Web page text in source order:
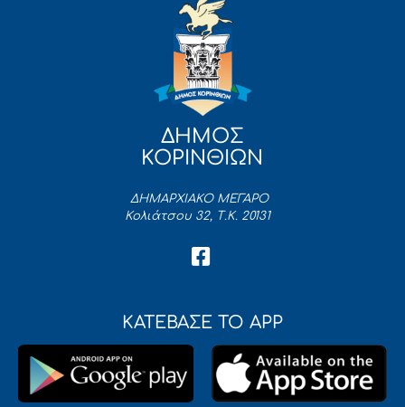
ΔΗΜΟΣ
ΚΟΡΙΝΘΙΩΝ
ΔΗΜΑΡΧΙΑΚΟ ΜΕΓΑΡΟ
Κολιάτσου 32, Τ.Κ. 20131
ΚΑΤΕΒΑΣΕ ΤΟ APP